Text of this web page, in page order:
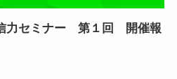
信力セミナー 第１回 開催報